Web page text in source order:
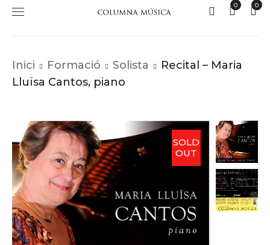
0
0
Inici Formació Solista
Recital – Maria
Lluïsa Cantos, piano
SOLD
OUT